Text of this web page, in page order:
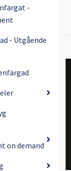
-
- Utgående
on demand